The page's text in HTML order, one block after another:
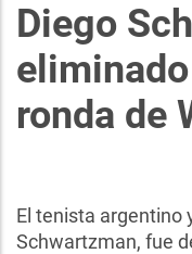
Diego
ronda de
El tenista argentino
Schwartzman, fue